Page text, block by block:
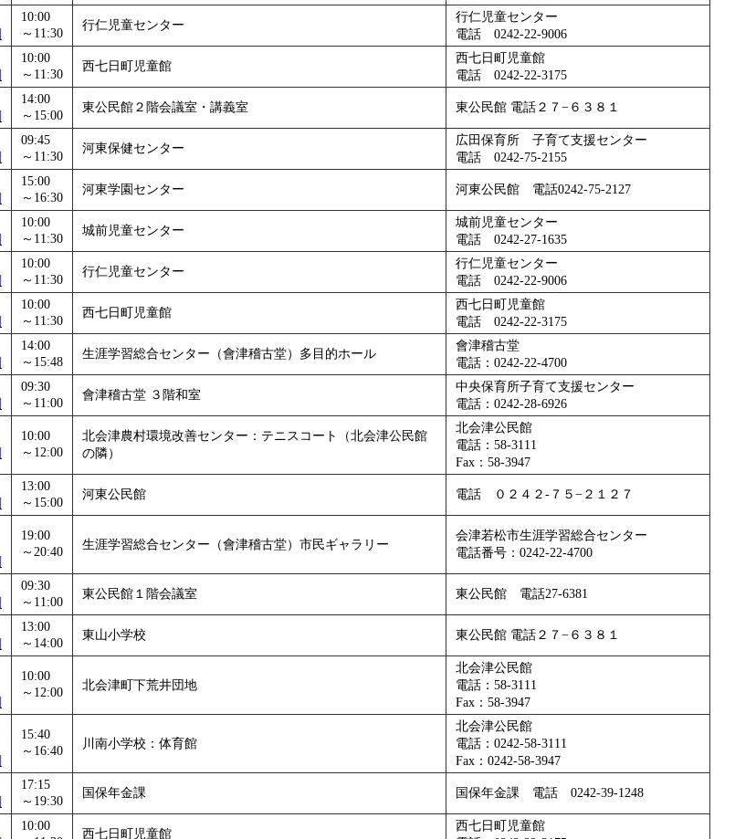
10:00
～11:30
行仁児童センター
行仁児童センター
電話 0242-22-9006
10:00
～11:30
西七日町児童館
西七日町児童館
電話 0242-22-3175
14:00
～15:00
東公民館２階会議室・講義室 東公民館 電話２７−６３８１
09:45
～11:30
河東保健センター
広田保育所 子育て支援センター
電話 0242-75-2155
15:00
～16:30
河東学園センター 河東公民館 電話0242-75-2127
10:00
～11:30
城前児童センター
城前児童センター
電話 0242-27-1635
10:00
～11:30
行仁児童センター
行仁児童センター
電話 0242-22-9006
10:00
～11:30
西七日町児童館
西七日町児童館
電話 0242-22-3175
14:00
～15:48
生涯学習総合センター（會津稽古堂）多目的ホール
會津稽古堂
電話：0242-22-4700
09:30
～11:00
會津稽古堂 ３階和室
中央保育所子育て支援センター
電話：0242-28-6926
10:00
～12:00
北会津農村環境改善センター：テニスコート（北会津公民館
の隣）
北会津公民館
電話：58-3111
Fax：58-3947
13:00
～15:00
河東公民館 電話 ０２４２-７５−２１２７
19:00
～20:40
生涯学習総合センター（會津稽古堂）市民ギャラリー
会津若松市生涯学習総合センター
電話番号：0242-22-4700
09:30
～11:00
東公民館１階会議室 東公民館 電話27-6381
13:00
～14:00
東山小学校 東公民館 電話２７−６３８１
10:00
～12:00
北会津町下荒井団地
北会津公民館
電話：58-3111
Fax：58-3947
15:40
～16:40
川南小学校：体育館
北会津公民館
電話：0242-58-3111
Fax：0242-58-3947
17:15
～19:30
国保年金課 国保年金課 電話 0242-39-1248
10:00
西七日町児童館
西七日町児童館